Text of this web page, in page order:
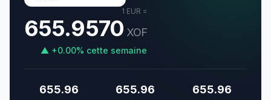
1 EUR =
655.9570 XOF
▲ +0.00% cette semaine
655.96 655.96 655.96